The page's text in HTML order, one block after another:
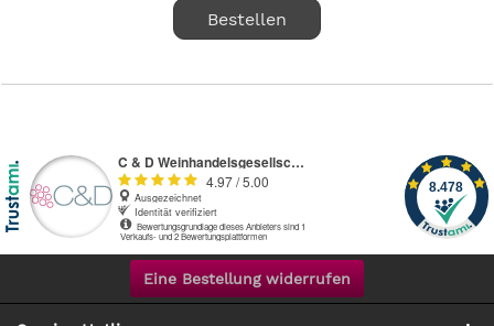
Bestellen
Eine Bestellung widerrufen